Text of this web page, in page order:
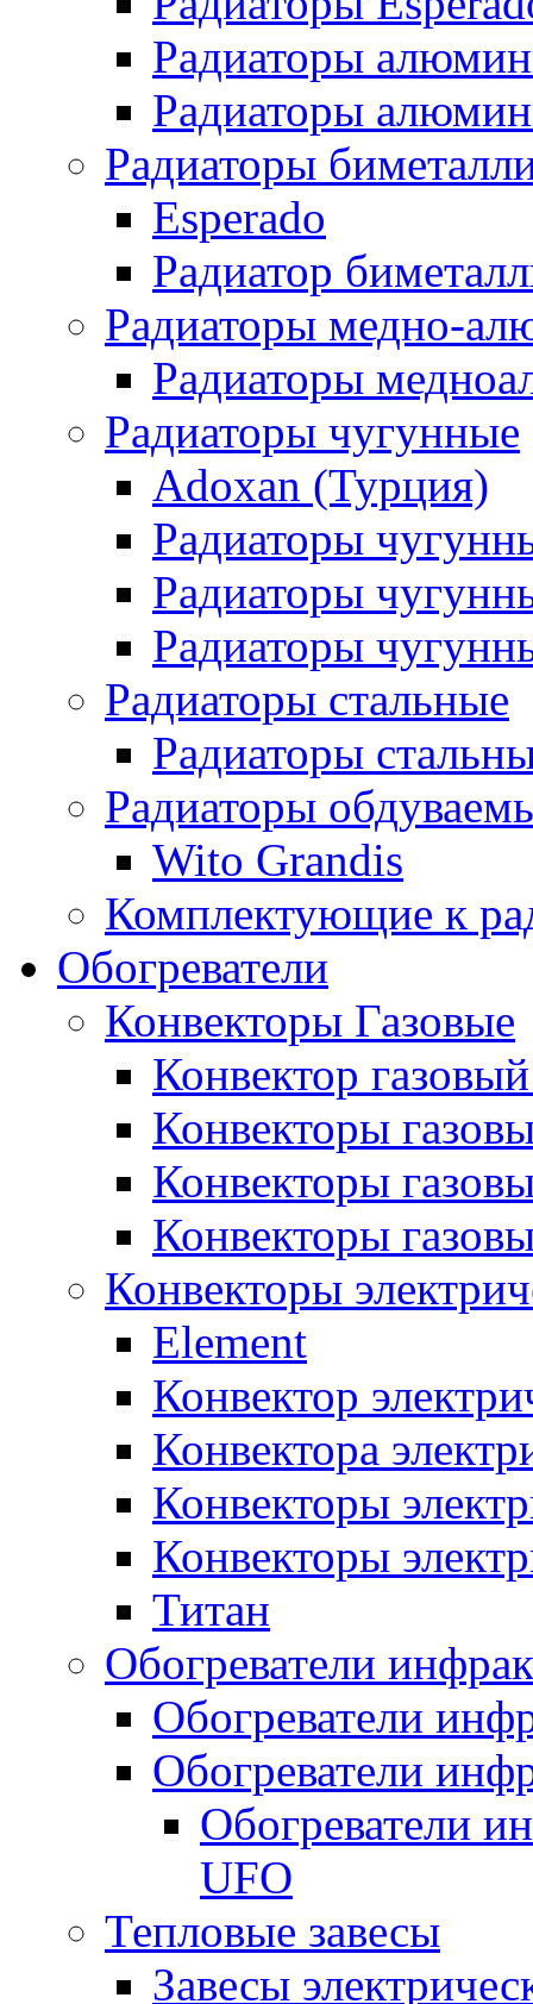
Радиаторы
Радиаторы
Радиаторы
Esperado
Радиатор
Радиаторы медно-
Радиаторы
Радиаторы чугунные
Adoxan (Турция)
Радиаторы
Радиаторы
Радиаторы
Радиаторы стальные
Радиаторы
Радиаторы
Wito Grandis
Комплектующие к
Обогреватели
Конвекторы Газовые
Конвектор
Конвекторы
Конвекторы
Конвекторы
Конвекторы
Element
Конвектор
Конвектора
Конвекторы
Конвекторы
Титан
Обогреватели
Обогреватели
Обогреватели
Обогреватели
UFO
Тепловые завесы
Завесы